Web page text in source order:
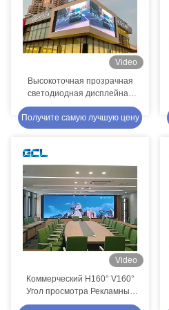
Video
Высокоточная прозрачная
светодиодная дисплейная
панельP10.4 ммP15.6 25 мм
для рекламы
Получите самую лучшую цену
Video
Коммерческий H160° V160°
Угол просмотра Рекламный
светодиодный дисплей